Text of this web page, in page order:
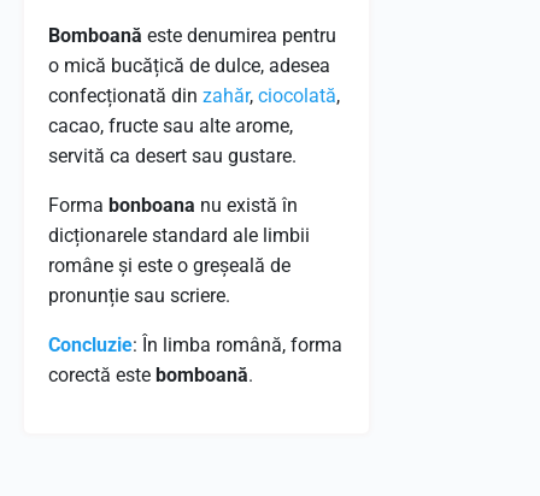
Bomboană este denumirea pentru
o mică bucățică de dulce, adesea
confecționată din zahăr, ciocolată,
cacao, fructe sau alte arome,
servită ca desert sau gustare.
Forma bonboana nu există în
dicționarele standard ale limbii
române și este o greșeală de
pronunție sau scriere.
Concluzie: În limba română, forma
corectă este bomboană.